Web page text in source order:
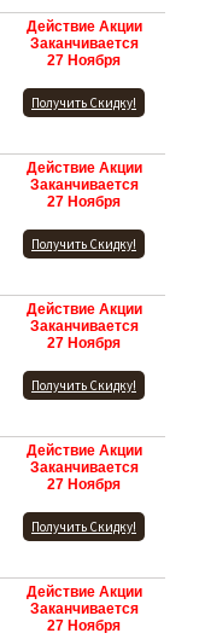
Действие Акции
Заканчивается
27 Ноября
Получить Скидку!
Действие Акции
Заканчивается
27 Ноября
Получить Скидку!
Действие Акции
Заканчивается
27 Ноября
Получить Скидку!
Действие Акции
Заканчивается
27 Ноября
Получить Скидку!
Действие Акции
Заканчивается
27 Ноября